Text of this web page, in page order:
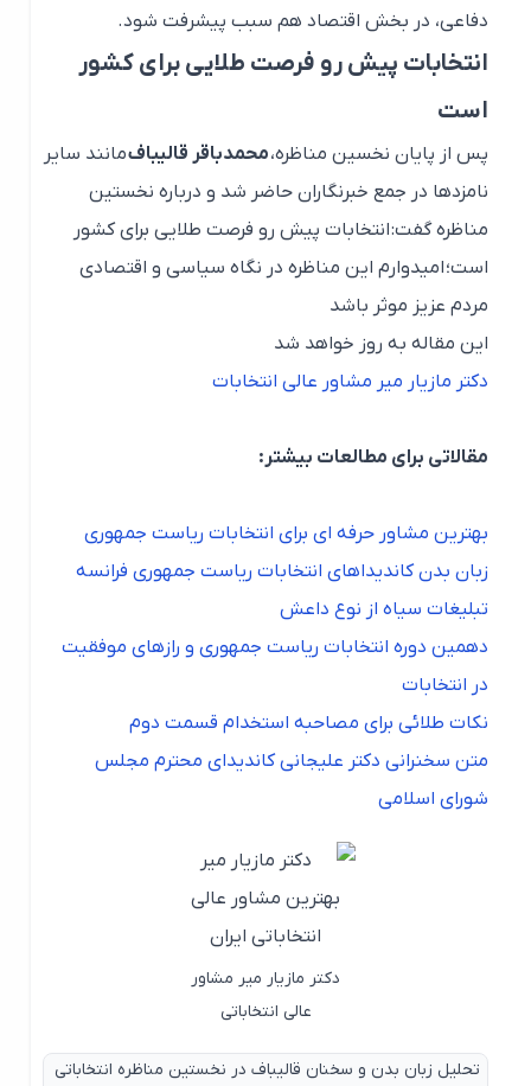
دفاعی، در بخش اقتصاد هم سبب پیشرفت شود.
انتخابات پیش رو فرصت طلایی برای کشور
است
پس از پایان نخسین مناظره،محمدباقر قالیبافمانند سایر
نامزدها در جمع خبرنگاران حاضر شد و درباره نخستین
مناظره گفت: انتخابات پیش رو فرصت طلایی برای کشور
است؛ امیدوارم این مناظره در نگاه سیاسی و اقتصادی
مردم عزیز موثر باشد
این مقاله به روز خواهد شد
دکتر مازیار میر مشاور عالی انتخابات
مقالاتی برای مطالعات بیشتر:
بهترین مشاور حرفه ای برای انتخابات ریاست جمهوری
زبان بدن کاندیداهای انتخابات ریاست جمهوری فرانسه
تبلیغات سیاه از نوع داعش
دهمین دوره انتخابات ریاست جمهوری و رازهای موفقیت
در انتخابات
نکات طلائی برای مصاحبه استخدام قسمت دوم
متن سخنرانی دکتر علیجانی کاندیدای محترم مجلس
شورای اسلامی
دکتر مازیار میر مشاور
عالی انتخاباتی
تحلیل زبان بدن و سخنان قالیباف در نخستین مناظره انتخاباتی